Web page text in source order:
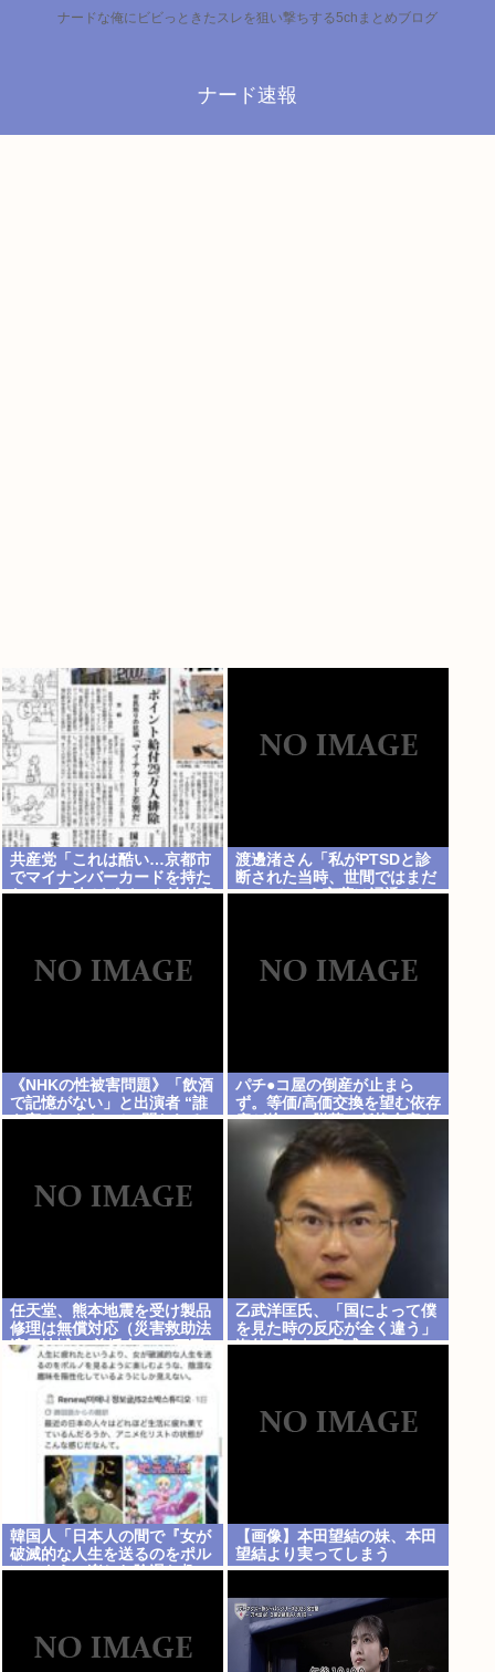
ナードな俺にビビっときたスレを狙い撃ちする5chまとめブログ
ナード速報
共産党「これは酷い…京都市
でマイナンバーカードを持た
ない29万人がポイント給付事
渡邊渚さん「私がPTSDと診
断された当時、世間ではまだ
PTSDという言葉は浸透され
《NHKの性被害問題》「飲酒
で記憶がない」と出演者 “誰
を守るべきなのか”問われる
パチ●コ屋の倒産が止まら
ず。等価/高価交換を望む依存
症が徐々に脱落。低換金率を
望む客は戻らず
任天堂、熊本地震を受け製品
修理は無償対応（災害救助法
適用地域） 義援金5000万円
寄付
乙武洋匡氏、「国によって僕
を見た時の反応が全く違う」
海外の路上で実感
韓国人「日本人の間で『女が
破滅的な人生を送るのをポル
ノのように楽しむ陰湿な趣
【画像】本田望結の妹、本田
望結より実ってしまう